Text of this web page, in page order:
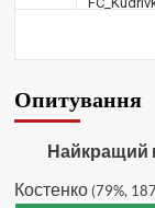
зараз скину.
SVAT :
завтра напишу в
Hatsyk :SVAT,
кинув в ТГ
Опитування
Найкращий
Костенко (79%,